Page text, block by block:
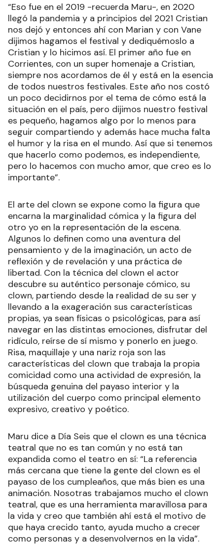
“Eso fue en el 2019 -recuerda Maru-, en 2020
llegó la pandemia y a principios del 2021 Cristian
nos dejó y entonces ahí con Marian y con Vane
dijimos hagamos el festival y dediquémoslo a
Cristian y lo hicimos así. El primer año fue en
Corrientes, con un super homenaje a Cristian,
siempre nos acordamos de él y está en la esencia
de todos nuestros festivales. Este año nos costó
un poco decidirnos por el tema de cómo está la
situación en el país, pero dijimos nuestro festival
es pequeño, hagamos algo por lo menos para
seguir compartiendo y además hace mucha falta
el humor y la risa en el mundo. Así que si tenemos
que hacerlo como podemos, es independiente,
pero lo hacemos con mucho amor, que creo es lo
importante”.
El arte del clown se expone como la figura que
encarna la marginalidad cómica y la figura del
otro yo en la representación de la escena.
Algunos lo definen como una aventura del
pensamiento y de la imaginación, un acto de
reflexión y de revelación y una práctica de
libertad. Con la técnica del clown el actor
descubre su auténtico personaje cómico, su
clown, partiendo desde la realidad de su ser y
llevando a la exageración sus características
propias, ya sean físicas o psicológicas, para así
navegar en las distintas emociones, disfrutar del
ridículo, reírse de sí mismo y ponerlo en juego.
Risa, maquillaje y una nariz roja son las
características del clown que trabaja la propia
comicidad como una actividad de expresión, la
búsqueda genuina del payaso interior y la
utilización del cuerpo como principal elemento
expresivo, creativo y poético.
Maru dice a Día Seis que el clown es una técnica
teatral que no es tan común y no está tan
expandida como el teatro en sí: “La referencia
más cercana que tiene la gente del clown es el
payaso de los cumpleaños, que más bien es una
animación. Nosotras trabajamos mucho el clown
teatral, que es una herramienta maravillosa para
la vida y creo que también ahí está el motivo de
que haya crecido tanto, ayuda mucho a crecer
como personas y a desenvolvernos en la vida”.